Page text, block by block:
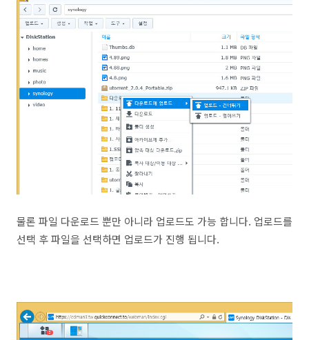
물론 파일 다운로드 뿐만 아니라 업로드도 가능 합니다. 업로드를
선택 후 파일을 선택하면 업로드가 진행 됩니다.